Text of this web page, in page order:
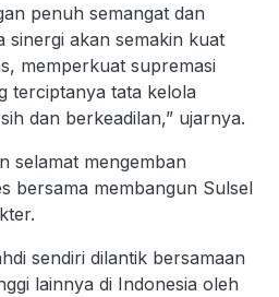
penuh semangat dan
sinergi akan semakin kuat
memperkuat supremasi
terciptanya tata kelola
dan berkeadilan,” ujarnya.
selamat mengemban
bersama membangun Sulsel
sendiri dilantik bersamaan
lainnya di Indonesia oleh